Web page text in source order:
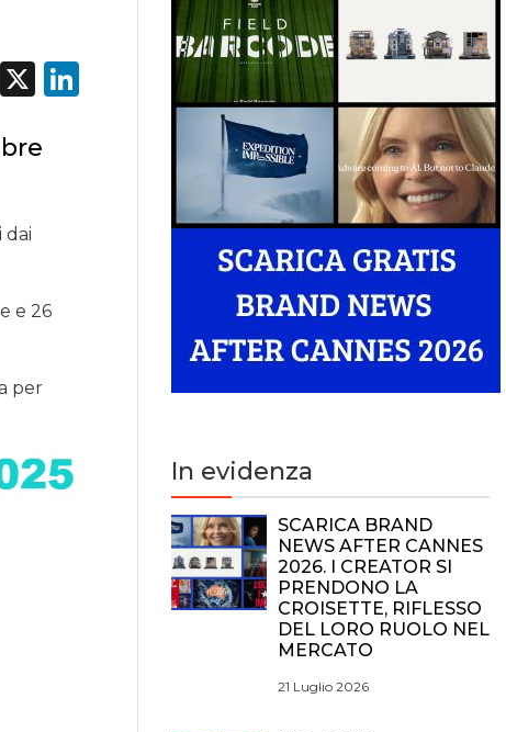
X LinkedIn
dai
e 26
per
In evidenza
SCARICA BRAND
NEWS AFTER CANNES
2026. I CREATOR SI
PRENDONO LA
CROISETTE, RIFLESSO
DEL LORO RUOLO NEL
MERCATO
21 Luglio 2026